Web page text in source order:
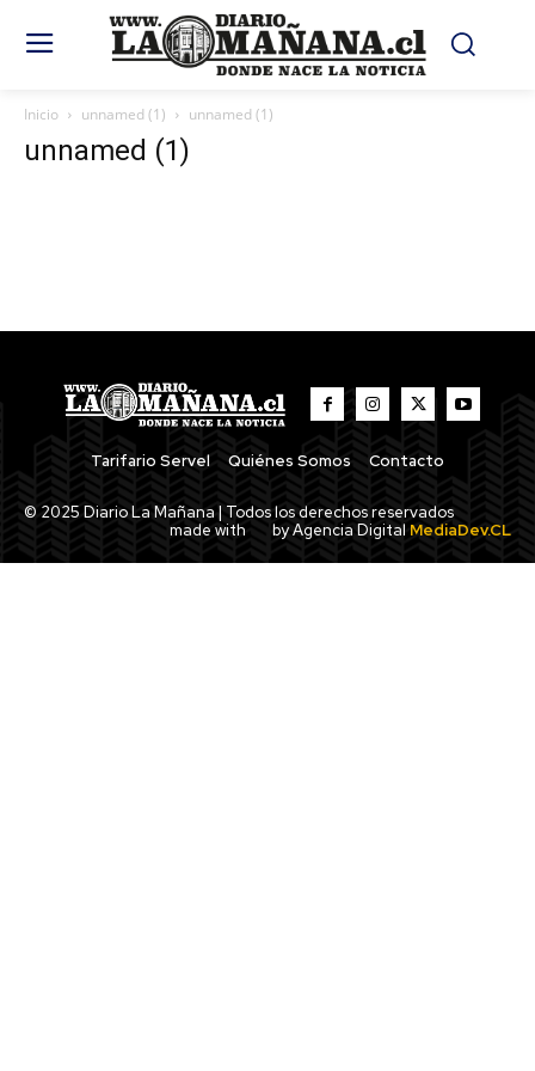
Inicio unnamed (1) unnamed (1)
unnamed (1)
Tarifario Servel Quiénes Somos Contacto
© 2025 Diario La Mañana | Todos los derechos reservados
made with
by Agencia Digital MediaDev.CL